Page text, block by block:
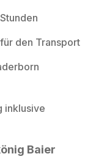
den Transport
inklusive
Baier